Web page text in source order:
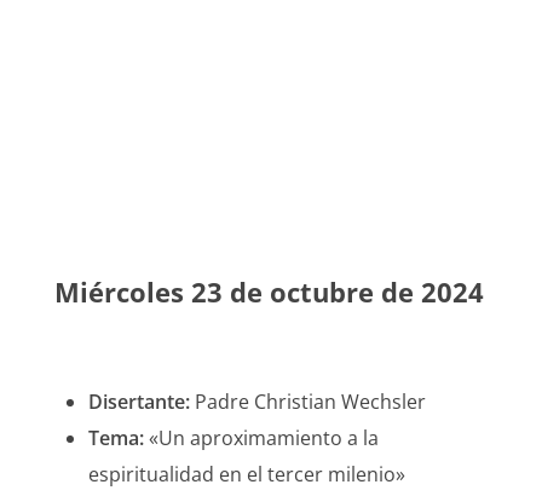
Miércoles 23 de octubre de 2024
Disertante:Padre Christian Wechsler
Tema:«Un aproximamiento a la
espiritualidad en el tercer milenio»